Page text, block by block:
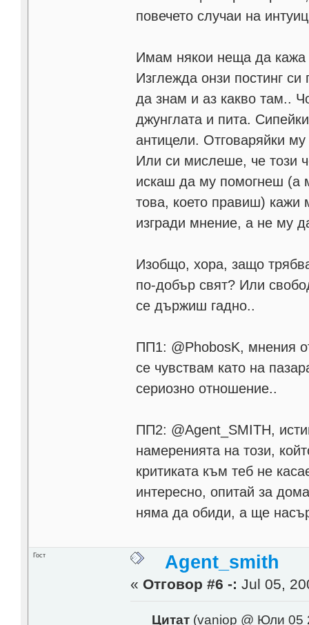
повечето случаи на
Имам някои неща да кажа
Изглежда онзи постинг
да знам и аз какво там..
джунглата и пита.
антицели. Отговаряйки
Или си мислеше, че този
искаш да му помогнеш (а
това, което правиш) кажи
изгради мнение, а не му
Изобщо, хора, защо
по-добър свят? Или
се държиш гадно..
ПП1: @PhobosK, мнения
се чувствам като на
сериозно отношение..
ПП2: @Agent_SMITH,
намеренията на този,
критиката към теб не
интересно, опитай за
няма да обиди, а ще
Гост Agent_smith
« Отговор #6 -: Jul 05,
Цитат(vaniop @ Юли 05